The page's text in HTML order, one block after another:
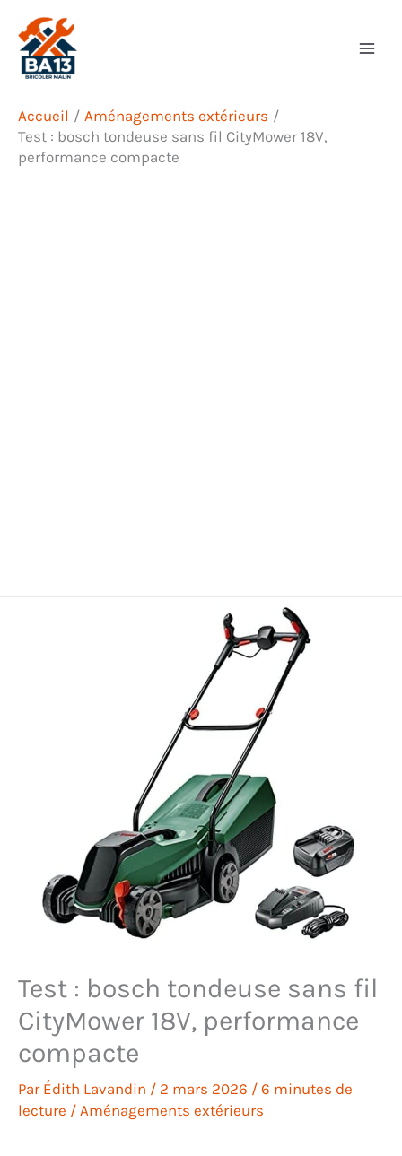
contenu
Accueil
Aménagements extérieurs
Test : bosch tondeuse sans fil CityMower 18V,
performance compacte
Test : bosch tondeuse sans fil
CityMower 18V, performance
compacte
Par Édith Lavandin / 2 mars 2026 / 6 minutes de
lecture / Aménagements extérieurs
Rechercher